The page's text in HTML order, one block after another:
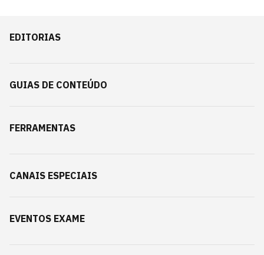
EDITORIAS
GUIAS DE CONTEÚDO
FERRAMENTAS
CANAIS ESPECIAIS
EVENTOS EXAME